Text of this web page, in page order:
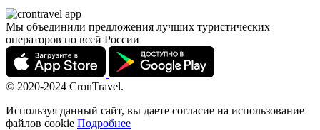
Мы объединили предложения лучших туристических
операторов по всей России
© 2020-2024 CronTravel.
Используя данный сайт, вы даете согласие на использование
файлов cookie Подробнее